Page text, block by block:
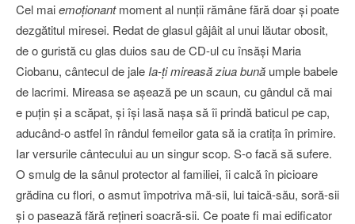
Cel maiemoţionantmoment al nunţii rămâne fără doar şi poate
dezgătitul miresei. Redat de glasul gâjâit al unui lăutar obosit,
de o guristă cu glas duios sau de CD-ul cu însăşi Maria
Ciobanu, cântecul de jale Ia-ţi mireasă ziua bună umple babele
de lacrimi. Mireasa se aşează pe un scaun, cu gândul că mai
e puţin şi a scăpat, şi îşi lasă naşa să îi prindă baticul pe cap,
aducând-o astfel în rândul femeilor gata să ia cratiţa în primire.
Iar versurile cântecului au un singur scop. S-o facă să sufere.
O smulg de la sânul protector al familiei, îi calcă în picioare
grădina cu flori, o asmut împotriva mă-sii, lui taică-său, soră-sii
şi o pasează fără reţineri soacră-sii. Ce poate fi mai edificator